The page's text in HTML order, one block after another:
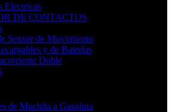
Electricas
DE CONTACTOS
Sensor de Movimiento
y de Baterías
Doble
de Mochila a Gasolina